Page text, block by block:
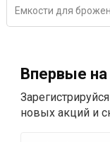
Емкости для
Впервые на
новых акций и